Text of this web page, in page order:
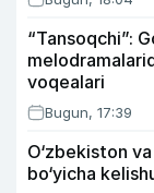
“Tansoqchi”:
voqealari
Bugun, 17:39
O‘zbekiston
bo‘yicha